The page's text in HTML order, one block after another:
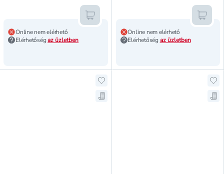
Online nem elérhető
Elérhetőségaz üzletben
Kosárba teszem
Online nem elérhető
Elérhetőség az üzletben
Hozzáadás a kedvencekhez,
Mentés a bevásárló listára,